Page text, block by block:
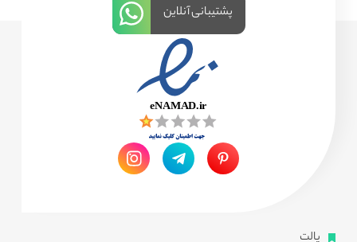
پالت
پشتیبانی آنلاین